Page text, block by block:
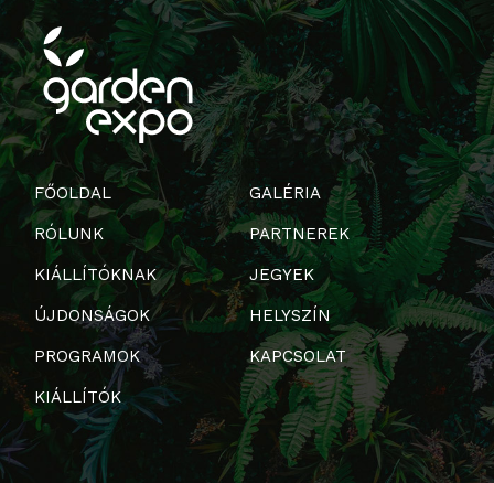
FŐOLDAL
RÓLUNK
KIÁLLÍTÓKNAK
ÚJDONSÁGOK
PROGRAMOK
KIÁLLÍTÓK
GALÉRIA
PARTNEREK
JEGYEK
HELYSZÍN
KAPCSOLAT